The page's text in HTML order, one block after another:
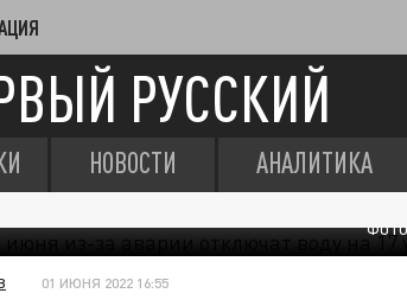
РУССКИЙ
НОВОСТИ АНАЛИТИКА
ФОТО:
01 ИЮНЯ 2022 16:55